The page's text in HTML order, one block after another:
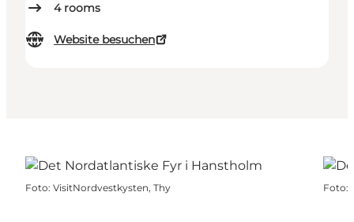
4 rooms
Website besuchen
Foto: VisitNordvestkysten, Thy Foto: